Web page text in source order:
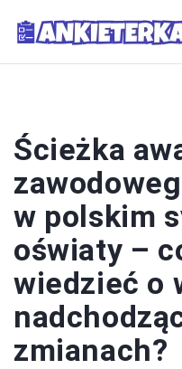
Ścieżka
w polskim
oświaty –
wiedzieć o
zmianach?